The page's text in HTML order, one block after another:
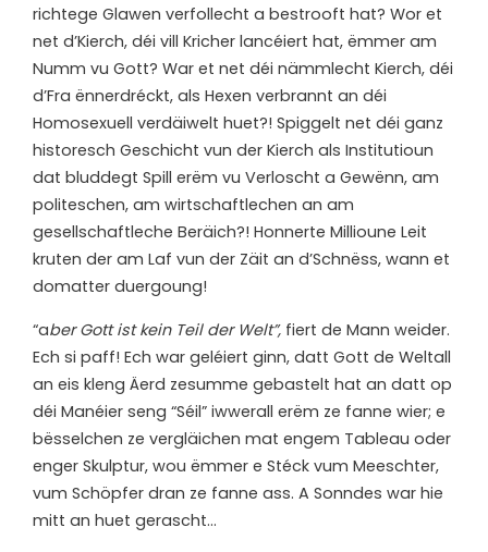
richtege Glawen verfollecht a bestrooft hat? Wor et
net d’Kierch, déi vill Kricher lancéiert hat, ëmmer am
Numm vu Gott? War et net déi nämmlecht Kierch, déi
d’Fra ënnerdréckt, als Hexen verbrannt an déi
Homosexuell verdäiwelt huet?! Spiggelt net déi ganz
historesch Geschicht vun der Kierch als Institutioun
dat bluddegt Spill erëm vu Verloscht a Gewënn, am
politeschen, am wirtschaftlechen an am
gesellschaftleche Beräich?! Honnerte Millioune Leit
kruten der am Laf vun der Zäit an d’Schnëss, wann et
domatter duergoung!
“aber Gott ist kein Teil der Welt”, fiert de Mann weider.
Ech si paff! Ech war geléiert ginn, datt Gott de Weltall
an eis kleng Äerd zesumme gebastelt hat an datt op
déi Manéier seng “Séil” iwwerall erëm ze fanne wier; e
bësselchen ze vergläichen mat engem Tableau oder
enger Skulptur, wou ëmmer e Stéck vum Meeschter,
vum Schöpfer dran ze fanne ass. A Sonndes war hie
mitt an huet gerascht…